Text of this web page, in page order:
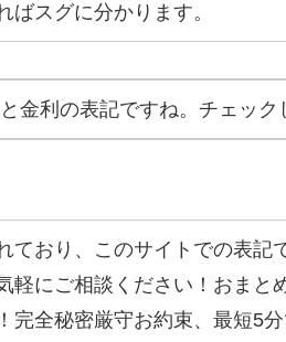
ばスグに分かります。
金利の表記ですね。チェック
ており、このサイトでの表記
軽にご相談ください！おまと
完全秘密厳守お約束、最短5分